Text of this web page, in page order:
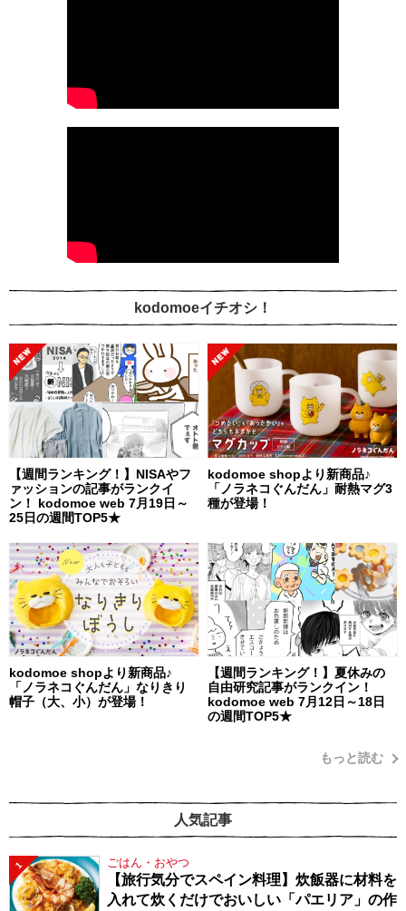
kodomoeイチオシ！
【週間ランキング！】NISAやフ
ァッションの記事がランクイ
ン！ kodomoe web 7月19日～
25日の週間TOP5★
kodomoe shopより新商品♪
「ノラネコぐんだん」耐熱マグ3
種が登場！
kodomoe shopより新商品♪
「ノラネコぐんだん」なりきり
帽子（大、小）が登場！
【週間ランキング！】夏休みの
自由研究記事がランクイン！
kodomoe web 7月12日～18日
の週間TOP5★
もっと読む
人気記事
1 ごはん・おやつ
【旅行気分でスペイン料理】炊飯器に材料を
入れて炊くだけでおいしい「パエリア」の作